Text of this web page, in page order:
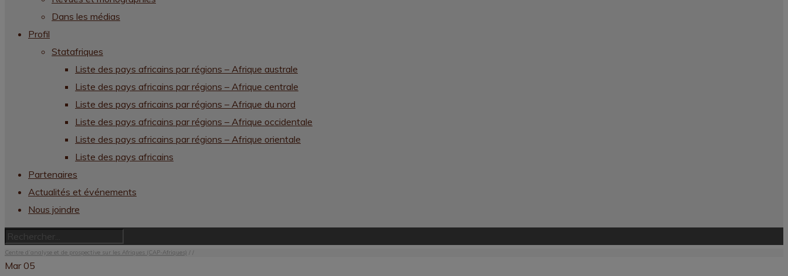
Dans les médias
Profil
Statafriques
Liste des pays africains par régions – Afrique australe
Liste des pays africains par régions – Afrique centrale
Liste des pays africains par régions – Afrique du nord
Liste des pays africains par régions – Afrique occidentale
Liste des pays africains par régions – Afrique orientale
Liste des pays africains
Partenaires
Actualités et événements
Nous joindre
Centre d’analyse et de prospective sur les Afriques (CAP-Afriques) / /
Mar 05